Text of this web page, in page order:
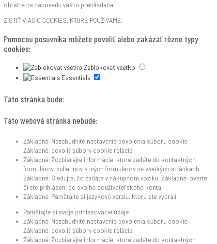
obráťte na nápovedu vášho prehliadača.
ZISTIŤ VIAC O COOKIES, KTORÉ POUŽÍVAME.
Pomocou posuvníka môžete povoliť alebo zakázať rôzne typy
cookies:
Zablokovať všetko
Essentials
Táto stránka bude:
Táto webová stránka nebude:
Základné: Nezabudnite nastavenie povolenia súboru cookie.
Základné: povoliť súbory cookie relácie
Základné: Zozbierajte informácie, ktoré zadáte do kontaktných
formulárov, bulletinov a iných formulárov na všetkých stránkach.
Základné: Sledujte, čo zadáte v nákupnom vozíku. Základné: overte,
či ste prihlásení do svojho používateľského konta
Základné: Pamätajte si jazykovú verziu, ktorú ste vybrali.
Pamätajte si svoje prihlasovacie údaje
Základné: Nezabudnite nastavenie povolenia súboru cookie.
Základné: povoliť súbory cookie relácie
Základné: Zozbierajte informácie, ktoré zadáte do kontaktných